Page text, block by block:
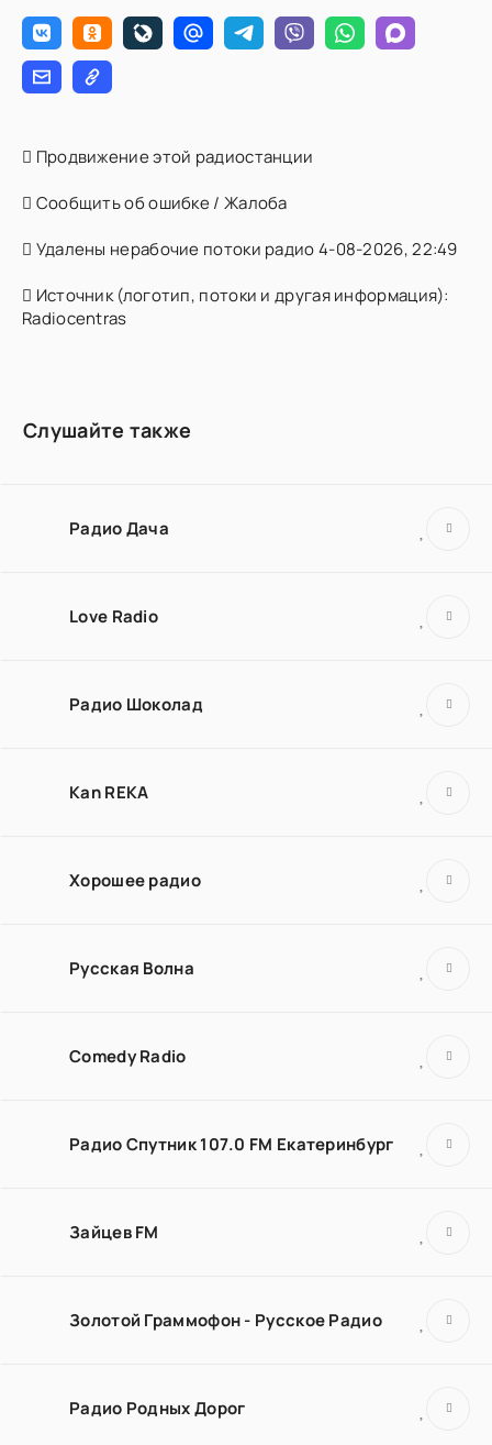
Продвижение этой радиостанции
Сообщить об ошибке / Жалоба
Удалены нерабочие потоки радио 4-08-2026, 22:49
Источник (логотип, потоки и другая информация):
Radiocentras
Слушайте также
Радио Дача
Love Radio
Радио Шоколад
Kan REKA
Хорошее радио
Русская Волна
Comedy Radio
Радио Спутник 107.0 FM Екатеринбург
Зайцев FM
Золотой Граммофон - Русское Радио
Радио Родных Дорог